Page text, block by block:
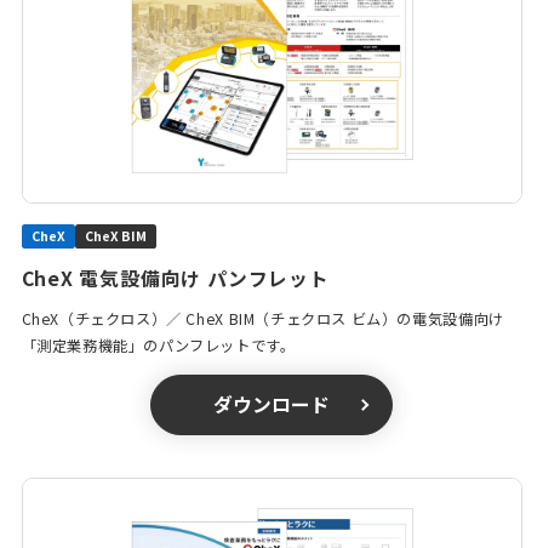
CheX CheX BIM
CheX 電気設備向け パンフレット
CheX（チェクロス）／ CheX BIM（チェクロス ビム）の電気設備向け
「測定業務機能」のパンフレットです。
ダウンロード